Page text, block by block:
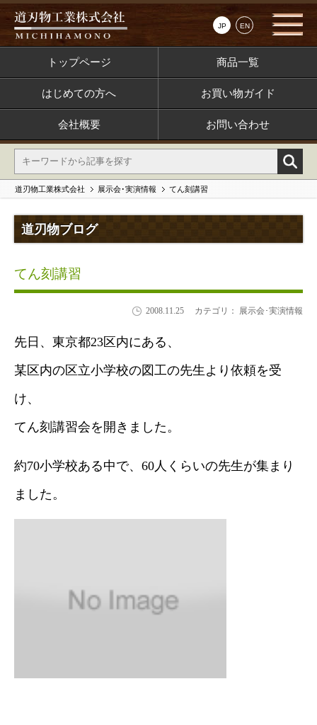
JP EN
トップページ 商品一覧
はじめての方へ お買い物ガイド
会社概要 お問い合わせ
道刃物工業株式会社 展示会･実演情報 てん刻講習
道刃物ブログ
てん刻講習
2008.11.25 カテゴリ： 展示会･実演情報
先日、東京都23区内にある、
某区内の区立小学校の図工の先生より依頼を受
け、
てん刻講習会を開きました。
約70小学校ある中で、60人くらいの先生が集まり
ました。